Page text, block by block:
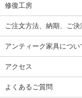
修復工房
ご注文方法、納期、ご
アンティーク家具につい
アクセス
よくあるご質問